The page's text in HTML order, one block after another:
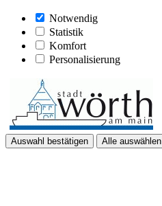
Notwendig
Statistik
Komfort
Personalisierung
Auswahl bestätigen Alle auswählen